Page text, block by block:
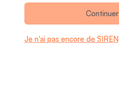
Continuer
Je n'ai pas encore de SIREN